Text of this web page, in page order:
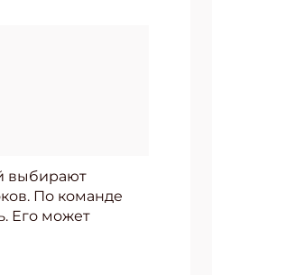
выбирают
По команде
Его может